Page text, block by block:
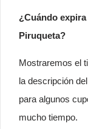
¿Cuándo
Piruqueta?
Mostraremos el
la descripción
para algunos
mucho tiempo.